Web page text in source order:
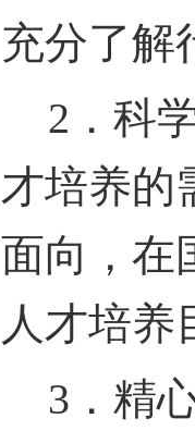
充分了解
2 ．科
才培养的
面向，在
人才培养
3 ．精